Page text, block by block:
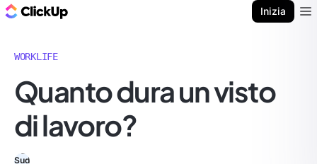
Inizia
WORKLIFE
Quanto dura un visto
di lavoro?